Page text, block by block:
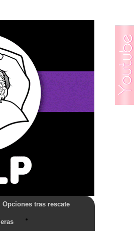
Opciones tras rescate